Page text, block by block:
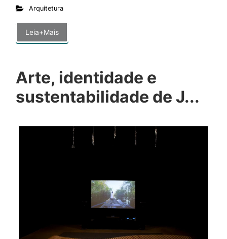
Arquitetura
Leia+Mais
Arte, identidade e
sustentabilidade de J...